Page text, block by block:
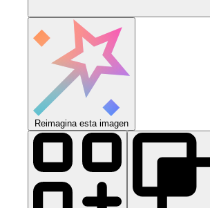
Reimagina esta imagen